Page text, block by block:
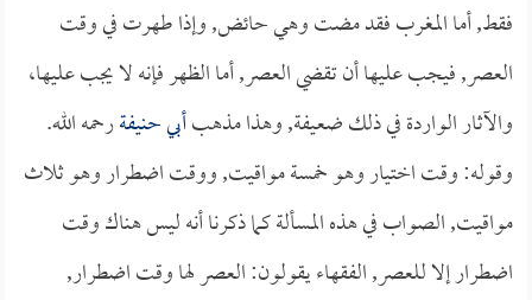
فقط, أما المغرب فقد مضت وهي حائض, وإذا طهرت في وقت
العصر, فيجب عليها أن تقضي العصر, أما الظهر فإنه لا يجب عليها،
والآثار الواردة في ذلك ضعيفة, وهذا مذهبأبي حنيفةرحمه الله.
وقوله: وقت اختيار وهو خمسة مواقيت, ووقت اضطرار وهو ثلاث
مواقيت, الصواب في هذه المسألة كما ذكرنا أنه ليس هناك وقت
اضطرار إلا للعصر, الفقهاء يقولون: العصر لها وقت اضطرار,